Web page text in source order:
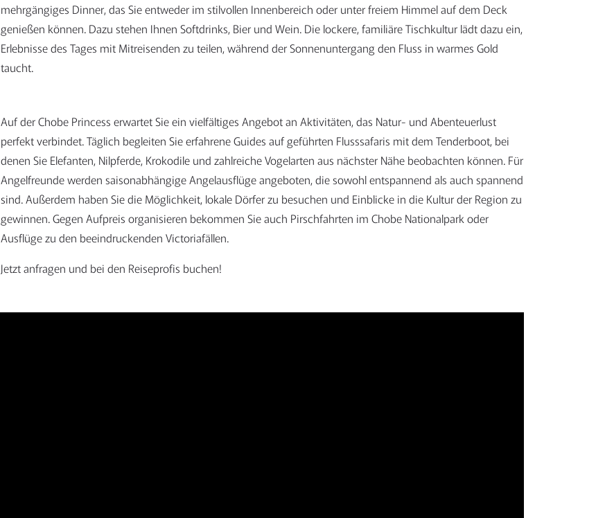
mehrgängiges Dinner, das Sie entweder im stilvollen Innenbereich oder unter freiem Himmel auf dem Deck
genießen können. Dazu stehen Ihnen Softdrinks, Bier und Wein. Die lockere, familiäre Tischkultur lädt dazu ein,
Erlebnisse des Tages mit Mitreisenden zu teilen, während der Sonnenuntergang den Fluss in warmes Gold
taucht.
Auf der Chobe Princess erwartet Sie ein vielfältiges Angebot an Aktivitäten, das Natur- und Abenteuerlust
perfekt verbindet. Täglich begleiten Sie erfahrene Guides auf geführten Flusssafaris mit dem Tenderboot, bei
denen Sie Elefanten, Nilpferde, Krokodile und zahlreiche Vogelarten aus nächster Nähe beobachten können. Für
Angelfreunde werden saisonabhängige Angelausflüge angeboten, die sowohl entspannend als auch spannend
sind. Außerdem haben Sie die Möglichkeit, lokale Dörfer zu besuchen und Einblicke in die Kultur der Region zu
gewinnen. Gegen Aufpreis organisieren bekommen Sie auch Pirschfahrten im Chobe Nationalpark oder
Ausflüge zu den beeindruckenden Victoriafällen.
Jetzt anfragen und bei den Reiseprofis buchen!